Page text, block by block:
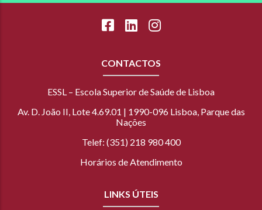
CONTACTOS
ESSL – Escola Superior de Saúde de Lisboa
Av. D. João II, Lote 4.69.01 | 1990-096 Lisboa, Parque das
Nações
Telef: (351) 218 980 400
Horários de Atendimento
LINKS ÚTEIS